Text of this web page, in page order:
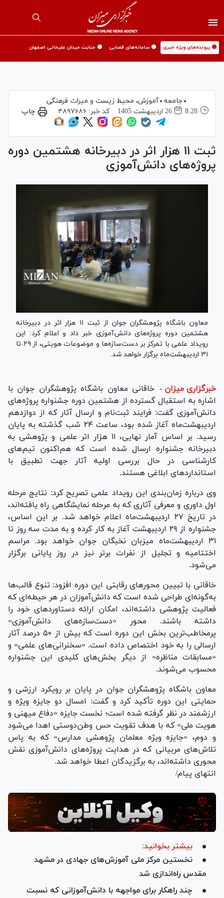
🟡 پرونده‌های ویژه خبری 🟡 سامانه‌های قضایی 🟡 جنایت میدان علیخانی اصفهان
جامعه
آموزش،‌ محیط زیست و میراث فرهنگی
8:28
26 ارديبهشت 1405 کد خبر: ۴۸۹۷۶۸۶ چاپ
ثبت ۱۱ هزار اثر در دبیرخانه هشتمین دوره
پروژه‌های دانش‌آموزی
معاون باشگاه پژوهشگران جوان از ثبت ۱۱ هزار اثر در دبیرخانه
هشتمین دوره پروژه‌های دانش‌آموزی خبر داد و اعلام کرد: این
رویداد علمی با تمرکز بر دست‌سازه‌ها و موضوعات هویتی، از ۲۹ تا
۳۱ اردیبهشت‌ماه برگزار خواهد شد.
خبرگزاری میزان - خاقانی معاون باشگاه پژوهشگران جوان با
اشاره به استقبال گسترده از هشتمین دوره جشنواره پروژه‌های
دانش‌آموزی گفت: فرایند ثبت‌نام و ارسال آثار که از دوازدهم
اردیبهشت‌ماه آغاز شده بود، ساعت ۲۴ شب گذشته به پایان
رسید. بر اساس آمار نهایی، ۱۱ هزار اثر علمی و پژوهشی به
دبیرخانه جشنواره ارسال شده است که هم‌اکنون تیم‌های
کارشناسی در حال بررسی اولیه آثار جهت تطبیق با
استاندارد‌های ابلاغی هستند.
وی درباره زمان‌بندی این رویداد علمی تصریح کرد: نتایج مرحله
اول داوری و معرفی آثاری که به مرحله نمایشگاهی راه یافته‌اند،
در تاریخ ۲۷ اردیبهشت‌ماه اعلام خواهد شد. بر این اساس،
جشنواره از ۲۹ اردیبهشت آغاز به کار کرده و به مدت سه روز تا
۳۱ اردیبهشت‌ماه میزبان نخبگان جوان خواهد بود. مراسم
اختتامیه و تجلیل از نفرات برتر نیز در روز پایانی برگزار
می‌شود.
خاقانی با تبیین محور‌های رقابتی این دوره افزود: تنوع قالب‌ها
به‌گونه‌ای طراحی شده است که دانش‌آموزان در هر حیطه‌ای که
فعالیت پژوهشی داشته‌اند، امکان ارائه دستاورد‌های خود را
داشته باشند. محور «دست‌سازه‌های دانش‌آموزی»
پرمخاطب‌ترین بخش این دوره است که بیش از ۵۰ درصد آثار
ارسالی را به خود اختصاص داده است. «سخنرانی‌های علمی» و
«مسابقات مناظره» از دیگر بخش‌های کلیدی این جشنواره
محسوب می‌شوند.
معاون باشگاه پژوهشگران جوان در پایان بر رویکرد ارزشی و
حمایتی این دوره تأکید کرد و گفت: امسال دو جایزه ویژه و
ارزشمند در نظر گرفته شده است؛ نخست جایزه «دفاع میهنی و
هویت ملی» که با هدف تقویت حس وطن‌دوستی اهدا می‌شود
و دوم، «جایزه ویژه معلمان پژوهشی مدارس» که به پاس
تلاش‌های مربیانی که در هدایت پروژه‌های دانش‌آموزی نقش
محوری داشته‌اند، به برگزیدگان اعطا خواهد شد.
انتهای پیام/
بیشتر بخوانید:
نخستین مرکز ملی آموزش‌های جهادی در مشهد
مقدس راه‌اندازی شد
چند راهکار برای مواجهه با دانش‌آموزانی که نسبت